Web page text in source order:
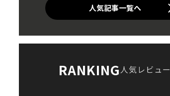
人気記事一覧へ
RANKING人気レビュー